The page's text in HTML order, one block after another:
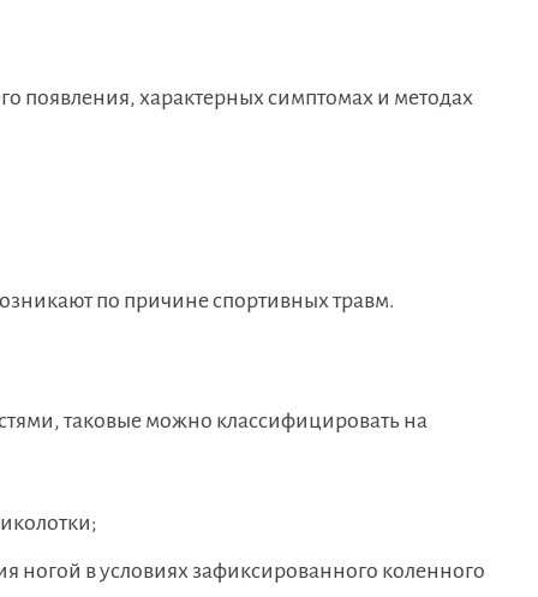
появления, характерных симптомах и методах
по причине спортивных травм.
таковые можно классифицировать на
ногой в условиях зафиксированного коленного